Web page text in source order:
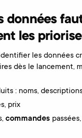
données
les
les données
dès le lancement,
: noms,
prix
commandes